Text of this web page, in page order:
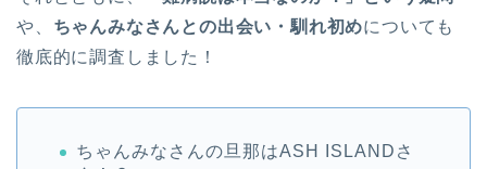
や、 ちゃんみなさんとの出会い・馴れ初めについても
徹底的に調査しました！
ちゃんみなさんの旦那はASH ISLANDさ